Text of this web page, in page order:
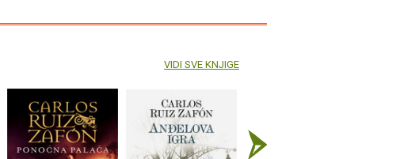
VIDI SVE KNJIGE